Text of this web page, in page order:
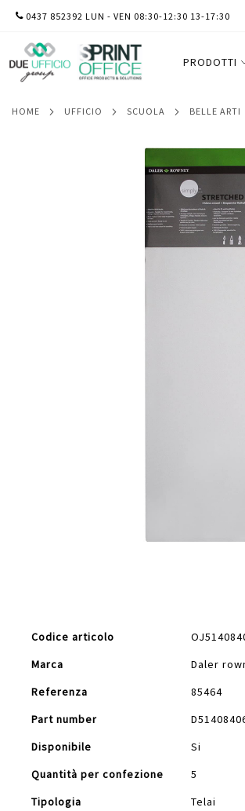
SALTA
CONTENUTO
0437 852392 LUN - VEN 08:30-12:30 13-17:30
PRODOTTI
HOME UFFICIO SCUOLA BELLE ARTI
immagini
Maggiori
Codice articolo
Marca
Daler
Referenza
85464
Part number
Disponibile
Si
Quantità per confezione
5
Tipologia
Telai